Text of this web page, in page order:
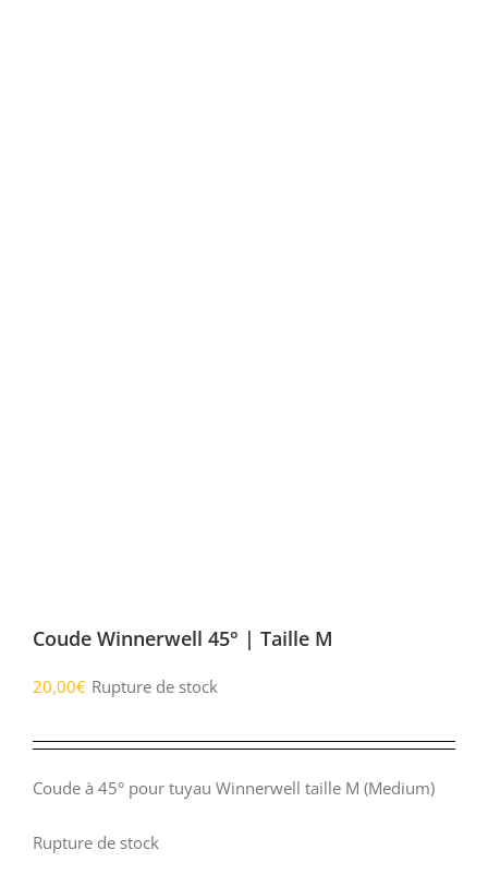
Coude Winnerwell 45° | Taille M
20,00€ Rupture de stock
Coude à 45° pour tuyau Winnerwell taille M (Medium)
Rupture de stock